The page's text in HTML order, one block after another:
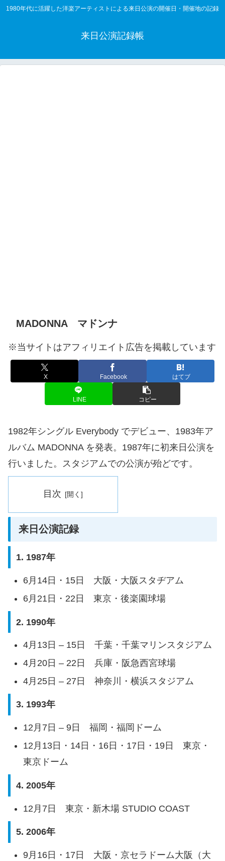
1980年代に活躍した洋楽アーティストによる来日公演の開催日・開催地の記録
来日公演記録帳
MADONNA マドンナ
※当サイトはアフィリエイト広告を掲載しています
X Facebook はてブ
LINE コピー
1982年シングル Everybody でデビュー、1983年ア
ルバム MADONNA を発表。1987年に初来日公演を
行いました。スタジアムでの公演が殆どです。
目次
来日公演記録
1. 1987年
6月14日・15日 大阪・大阪スタヂアム
6月21日・22日 東京・後楽園球場
2. 1990年
4月13日 – 15日 千葉・千葉マリンスタジアム
4月20日 – 22日 兵庫・阪急西宮球場
4月25日 – 27日 神奈川・横浜スタジアム
3. 1993年
12月7日 – 9日 福岡・福岡ドーム
12月13日・14日・16日・17日・19日 東京・
東京ドーム
4. 2005年
12月7日 東京・新木場 STUDIO COAST
5. 2006年
9月16日・17日 大阪・京セラドーム大阪（大